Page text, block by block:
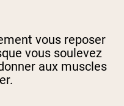
vous reposer
vous soulevez
aux muscles